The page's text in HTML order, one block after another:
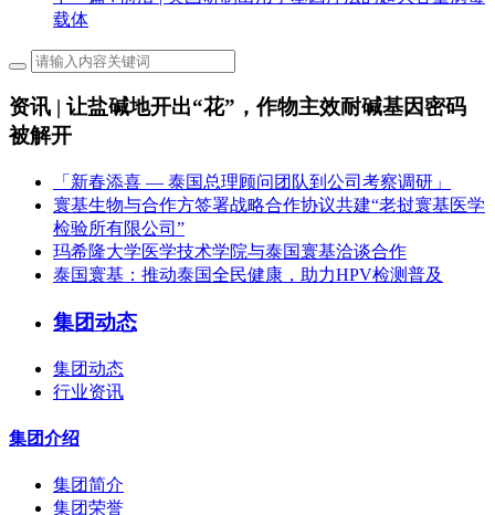
载体
资讯 | 让盐碱地开出“花”，作物主效耐碱基因密码
被解开
「新春添喜 — 泰国总理顾问团队到公司考察调研」
寰基生物与合作方签署战略合作协议共建“老挝寰基医学
检验所有限公司”
玛希隆大学医学技术学院与泰国寰基洽谈合作
泰国寰基：推动泰国全民健康，助力HPV检测普及
集团动态
集团动态
行业资讯
集团介绍
集团简介
集团荣誉